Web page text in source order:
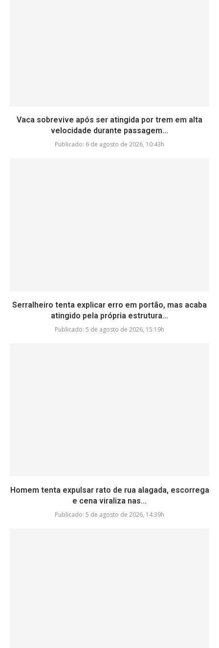
Vaca sobrevive após ser atingida por trem em alta
velocidade durante passagem...
Publicado: 6 de agosto de 2026, 10:43h
Serralheiro tenta explicar erro em portão, mas acaba
atingido pela própria estrutura...
Publicado: 5 de agosto de 2026, 15:19h
Homem tenta expulsar rato de rua alagada, escorrega
e cena viraliza nas...
Publicado: 5 de agosto de 2026, 14:39h